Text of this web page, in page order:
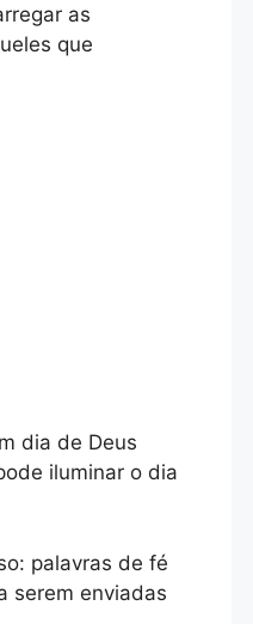
as
que
dia de Deus
iluminar o dia
palavras de fé
serem enviadas